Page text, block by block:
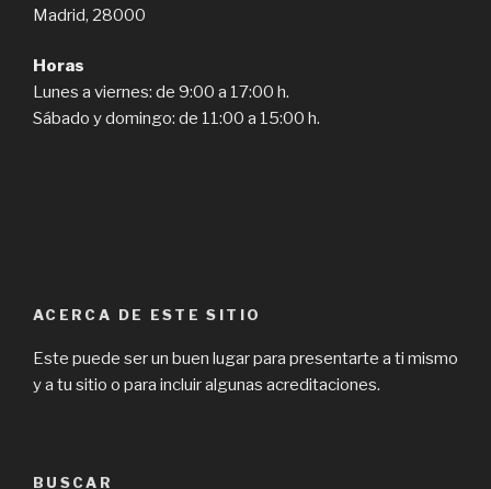
Madrid, 28000
Horas
Lunes a viernes: de 9:00 a 17:00 h.
Sábado y domingo: de 11:00 a 15:00 h.
ACERCA DE ESTE SITIO
Este puede ser un buen lugar para presentarte a ti mismo
y a tu sitio o para incluir algunas acreditaciones.
BUSCAR